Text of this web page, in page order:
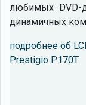
любимых DVD-
динамичных
подробнее об
Prestigio P170T